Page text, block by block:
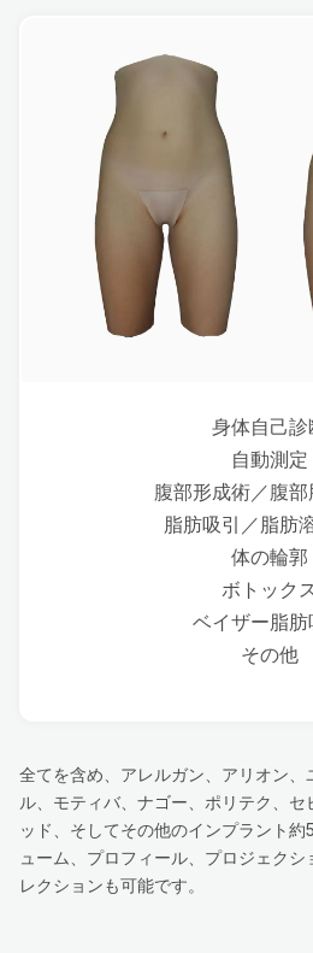
身体自己診
自動測定
腹部形成術／腹
脂肪吸引／脂肪
体の輪郭
ボトック
ベイザー脂肪
その他
全てを含め、アレルガン、アリオン
ル、モティバ、ナゴー、ポリテク、セ
ッド、そしてその他のインプラント
ューム、プロフィール、プロジェク
レクションも可能です。